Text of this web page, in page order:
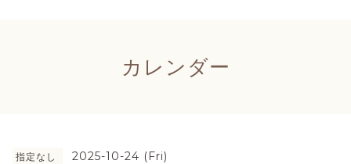
カレンダー
指定なし 2025-10-24 (Fri)